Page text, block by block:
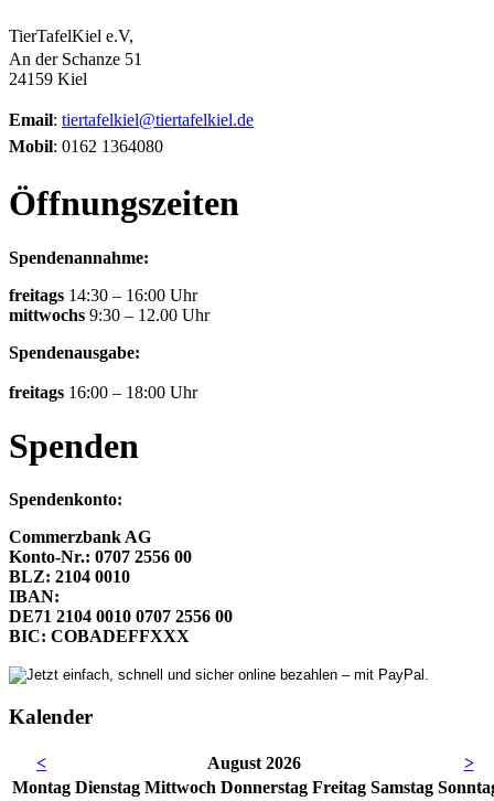
TierTafelKiel e.V,
An der Schanze 51
24159 Kiel
Email: tiertafelkiel@tiertafelkiel.de
Mobil: 0162 1364080
Öffnungszeiten
Spendenannahme:
freitags 14:30 – 16:00 Uhr
mittwochs 9:30 – 12.00 Uhr
Spendenausgabe:
freitags 16:00 – 18:00 Uhr
Spenden
Spendenkonto:
Commerzbank AG
Konto-Nr.: 0707 2556 00
BLZ: 2104 0010
IBAN:
DE71 2104 0010 0707 2556 00
BIC: COBADEFFXXX
Kalender
< August 2026
>
Montag Dienstag Mittwoch Donnerstag Freitag Samstag So